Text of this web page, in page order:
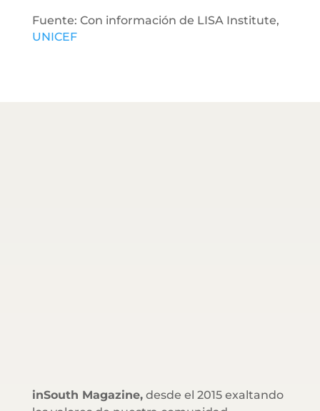
Fuente: Con información de LISA Institute,
UNICEF
inSouth Magazine,desde el 2015 exaltando